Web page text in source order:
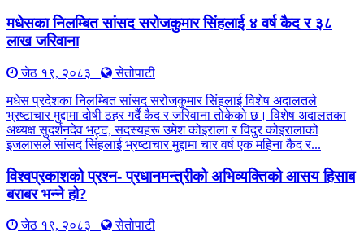
मधेसका निलम्बित सांसद सरोजकुमार सिंहलाई ४ वर्ष कैद र ३८
लाख जरिवाना
जेठ १९, २०८३
सेतोपाटी
मधेस प्रदेशका निलम्बित सांसद सरोजकुमार सिंहलाई विशेष अदालतले
भ्रष्टाचार मुद्दामा दोषी ठहर गर्दै कैद र जरिवाना तोकेको छ। विशेष अदालतका
अध्यक्ष सुदर्शनदेव भट्ट, सदस्यहरू उमेश कोइराला र विदुर कोइरालाको
इजलासले सांसद सिंहलाई भ्रष्टाचार मुद्दामा चार वर्ष एक महिना कैद र...
विश्वप्रकाशको प्रश्न- प्रधानमन्त्रीको अभिव्यक्तिको आसय हिसाब
बराबर भन्ने हो?
जेठ १९, २०८३
सेतोपाटी